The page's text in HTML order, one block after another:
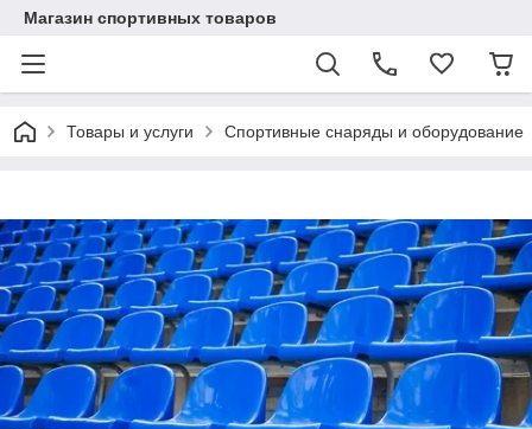
Магазин спортивных товаров
Товары и услуги Спортивные снаряды и оборудование